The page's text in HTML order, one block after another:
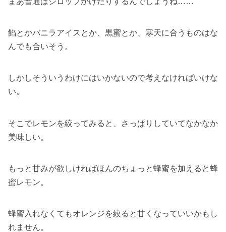
餡とかバニラアイスとか、黒蜜とか、寒天に合うものはな
んでも合いそう。
しかしそういうわけにはいかないので考えなければいけな
い。
そこでレモンを絞ってみると、さっぱりしていてなかなか
美味しい。
もっと甘みが欲しければほんのちょっと蜂蜜を加えると蜂
蜜レモン。
蜂蜜入れなくてもオレンジを絞ると甘くなっていいかもし
れません。